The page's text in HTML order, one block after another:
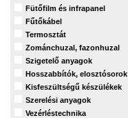
Fütőfilm és infrapanel
Fűtőkábel
Termosztát
Zománchuzal, fazonhuzal
Szigetelő anyagok
Hosszabbítók, elosztósorok
Kisfeszültségű készülékek
Szerelési anyagok
Vezérléstechnika